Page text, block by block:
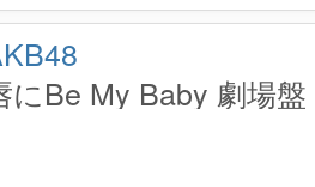
にBe My Baby 劇場盤